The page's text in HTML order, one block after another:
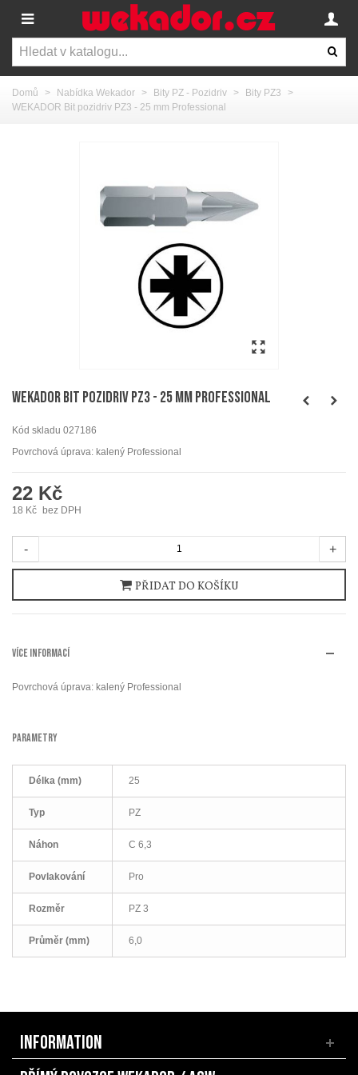
Domů > Nabídka Wekador > Bity PZ - Pozidriv > Bity PZ3
>
WEKADOR Bit pozidriv PZ3 - 25 mm Professional
WEKADOR Bit pozidriv PZ3 - 25 mm Professional
Kód skladu 027186
Povrchová úprava: kalený Professional
22 Kč
18 Kč bez DPH
- +
PŘIDAT DO KOŠÍKU
VÍCE INFORMACÍ
Povrchová úprava: kalený Professional
PARAMETRY
Délka (mm) 25
Typ PZ
Náhon C 6,3
Povlakování Pro
Rozměr PZ 3
Průměr (mm) 6,0
INFORMATION